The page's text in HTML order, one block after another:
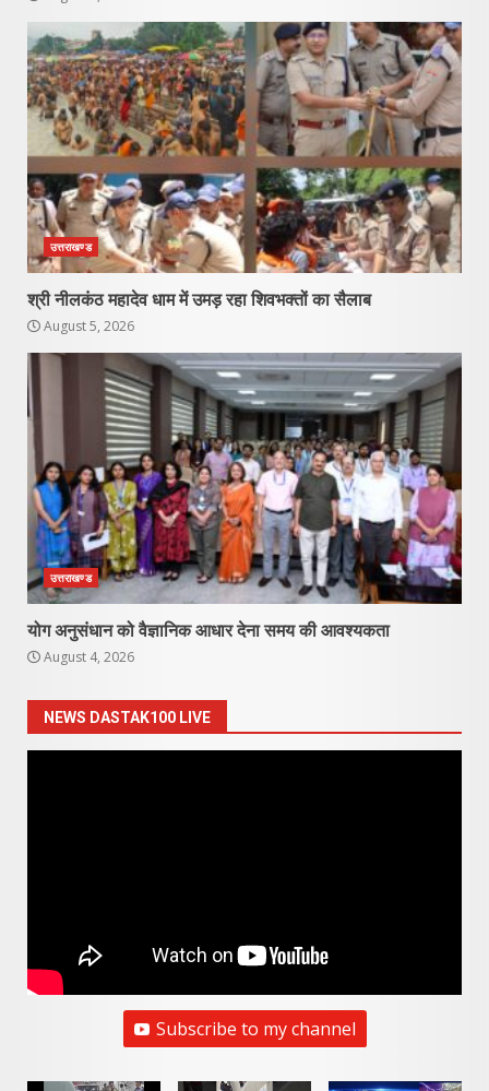
उत्तराखण्ड
श्री नीलकंठ महादेव धाम में उमड़ रहा शिवभक्तों का सैलाब
August 5, 2026
उत्तराखण्ड
योग अनुसंधान को वैज्ञानिक आधार देना समय की आवश्यकता
August 4, 2026
NEWS DASTAK100 LIVE
Subscribe to my channel